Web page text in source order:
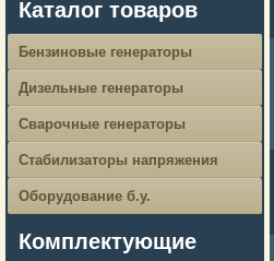
Каталог товаров
Бензиновые генераторы
Дизельные генераторы
Сварочные генераторы
Стабилизаторы напряжения
Оборудование б.у.
Комплектующие